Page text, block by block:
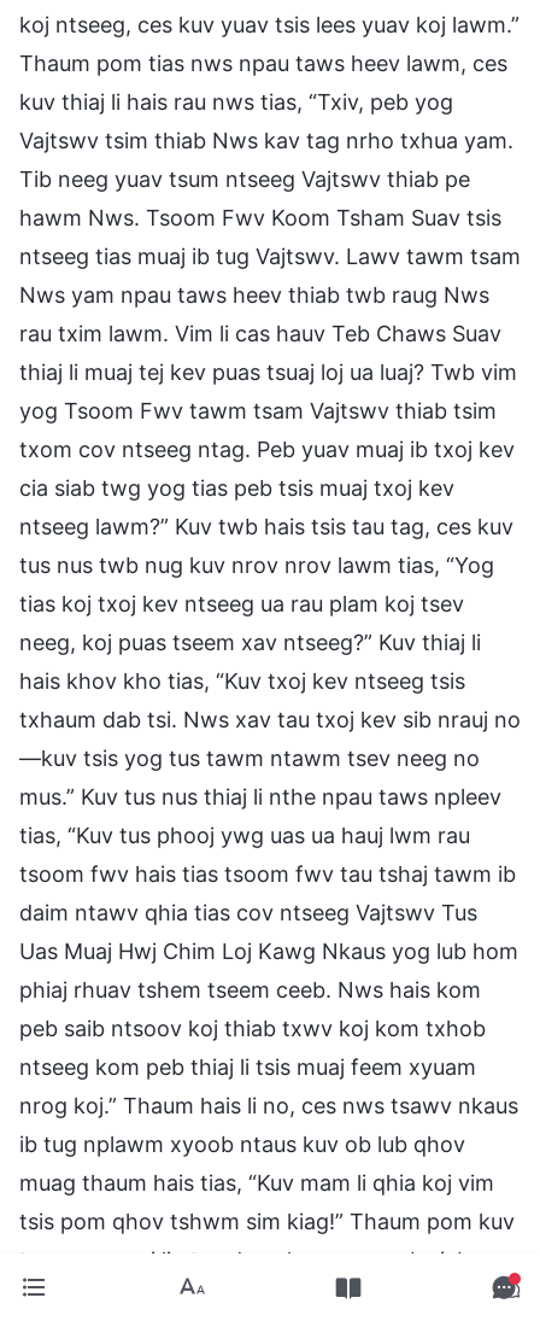
koj ntseeg, ces kuv yuav tsis lees yuav koj lawm.”
Thaum pom tias nws npau taws heev lawm, ces
kuv thiaj li hais rau nws tias, “Txiv, peb yog
Vajtswv tsim thiab Nws kav tag nrho txhua yam.
Tib neeg yuav tsum ntseeg Vajtswv thiab pe
hawm Nws. Tsoom Fwv Koom Tsham Suav tsis
ntseeg tias muaj ib tug Vajtswv. Lawv tawm tsam
Nws yam npau taws heev thiab twb raug Nws
rau txim lawm. Vim li cas hauv Teb Chaws Suav
thiaj li muaj tej kev puas tsuaj loj ua luaj? Twb vim
yog Tsoom Fwv tawm tsam Vajtswv thiab tsim
txom cov ntseeg ntag. Peb yuav muaj ib txoj kev
cia siab twg yog tias peb tsis muaj txoj kev
ntseeg lawm?” Kuv twb hais tsis tau tag, ces kuv
tus nus twb nug kuv nrov nrov lawm tias, “Yog
tias koj txoj kev ntseeg ua rau plam koj tsev
neeg, koj puas tseem xav ntseeg?” Kuv thiaj li
hais khov kho tias, “Kuv txoj kev ntseeg tsis
txhaum dab tsi. Nws xav tau txoj kev sib nrauj no
—kuv tsis yog tus tawm ntawm tsev neeg no
mus.” Kuv tus nus thiaj li nthe npau taws npleev
tias, “Kuv tus phooj ywg uas ua hauj lwm rau
tsoom fwv hais tias tsoom fwv tau tshaj tawm ib
daim ntawv qhia tias cov ntseeg Vajtswv Tus
Uas Muaj Hwj Chim Loj Kawg Nkaus yog lub hom
phiaj rhuav tshem tseem ceeb. Nws hais kom
peb saib ntsoov koj thiab txwv koj kom txhob
ntseeg kom peb thiaj li tsis muaj feem xyuam
nrog koj.” Thaum hais li no, ces nws tsawv nkaus
ib tug nplawm xyoob ntaus kuv ob lub qhov
muag thaum hais tias, “Kuv mam li qhia koj vim
tsis pom qhov tshwm sim kiag!” Thaum pom kuv
tsev neeg coj li ntawd rau kuv mas mob siab
heev. Kuv thiaj li siv tag nrho kuv lub zog los nriaj